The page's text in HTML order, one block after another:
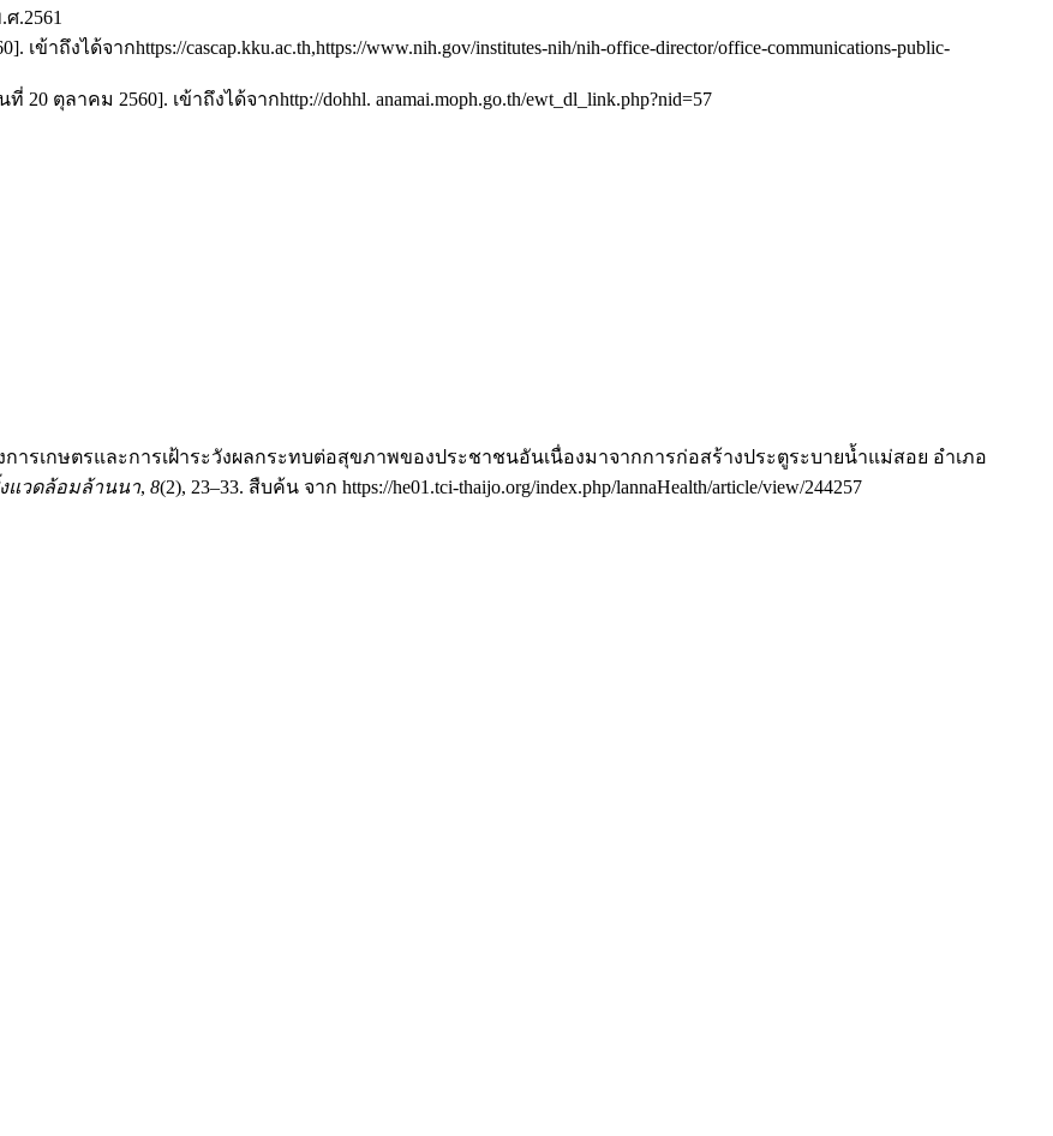
.2561
าถึงได้จากhttps://cascap.kku.ac.th,https://www.nih.gov/institutes-nih/nih-office-director/office-communications-public-
ตุลาคม 2560]. เข้าถึงได้จากhttp://dohhl. anamai.moph.go.th/ewt_dl_link.php?nid=57
การเกษตรและการเฝ้าระวังผลกระทบต่อสุขภาพของประชาชนอันเนื่องมาจากการก่อสร้างประตูระบายน้ำแม่สอย อำเภอ
แวดล้อมล้านนา, 8(2), 23–33. สืบค้น จาก https://he01.tci-thaijo.org/index.php/lannaHealth/article/view/244257